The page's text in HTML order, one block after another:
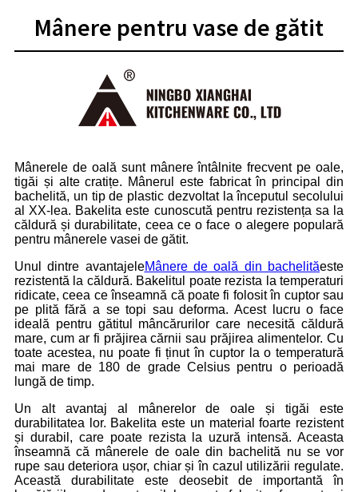
Mânere pentru vase de gătit
Mânerele de oală sunt mânere întâlnite frecvent pe oale,
tigăi și alte cratițe. Mânerul este fabricat în principal din
bachelită, un tip de plastic dezvoltat la începutul secolului
al XX-lea. Bakelita este cunoscută pentru rezistența sa la
căldură și durabilitate, ceea ce o face o alegere populară
pentru mânerele vasei de gătit.
Unul dintre avantajeleMânere de oală din bachelităeste
rezistentă la căldură. Bakelitul poate rezista la temperaturi
ridicate, ceea ce înseamnă că poate fi folosit în cuptor sau
pe plită fără a se topi sau deforma. Acest lucru o face
ideală pentru gătitul mâncărurilor care necesită căldură
mare, cum ar fi prăjirea cărnii sau prăjirea alimentelor. Cu
toate acestea, nu poate fi ținut în cuptor la o temperatură
mai mare de 180 de grade Celsius pentru o perioadă
lungă de timp.
Un alt avantaj al mânerelor de oale și tigăi este
durabilitatea lor. Bakelita este un material foarte rezistent
și durabil, care poate rezista la uzură intensă. Aceasta
înseamnă că mânerele de oale din bachelită nu se vor
rupe sau deteriora ușor, chiar și în cazul utilizării regulate.
Această durabilitate este deosebit de importantă în